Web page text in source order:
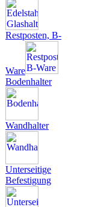
Restposten, B-
Ware
Bodenhalter
Wandhalter
Unterseitige
Befestigung